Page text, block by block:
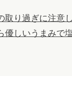
取り過ぎに注意
優しいうまみで